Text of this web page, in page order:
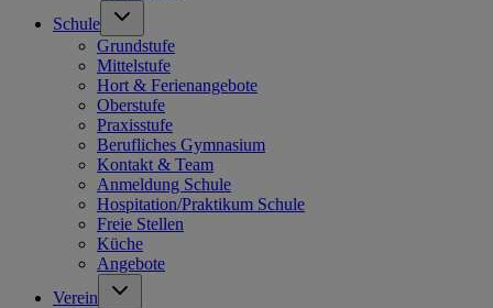
Schule
Grundstufe
Mittelstufe
Hort & Ferienangebote
Oberstufe
Praxisstufe
Berufliches Gymnasium
Kontakt & Team
Anmeldung Schule
Hospitation/Praktikum Schule
Freie Stellen
Küche
Angebote
Verein